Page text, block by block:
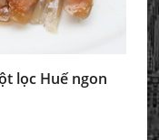
lọc Huế ngon